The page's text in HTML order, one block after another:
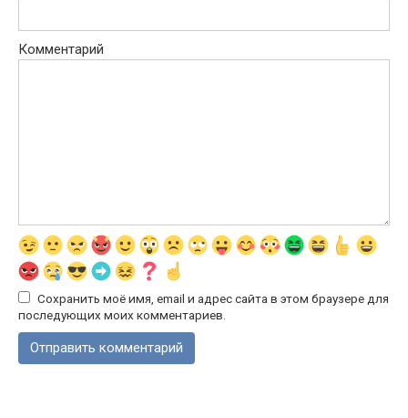
Комментарий
Сохранить моё имя, email и адрес сайта в этом браузере для
последующих моих комментариев.